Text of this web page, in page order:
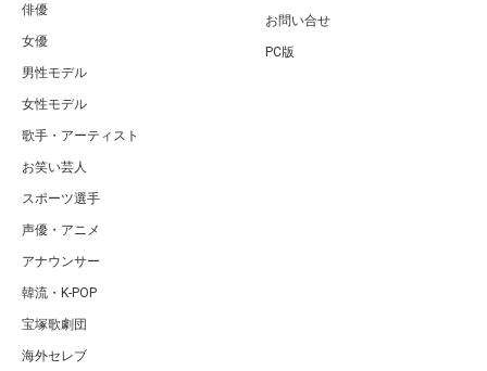
俳優
女優
男性モデル
女性モデル
歌手・アーティスト
お笑い芸人
スポーツ選手
声優・アニメ
アナウンサー
韓流・K-POP
宝塚歌劇団
海外セレブ
お問い合せ
PC版